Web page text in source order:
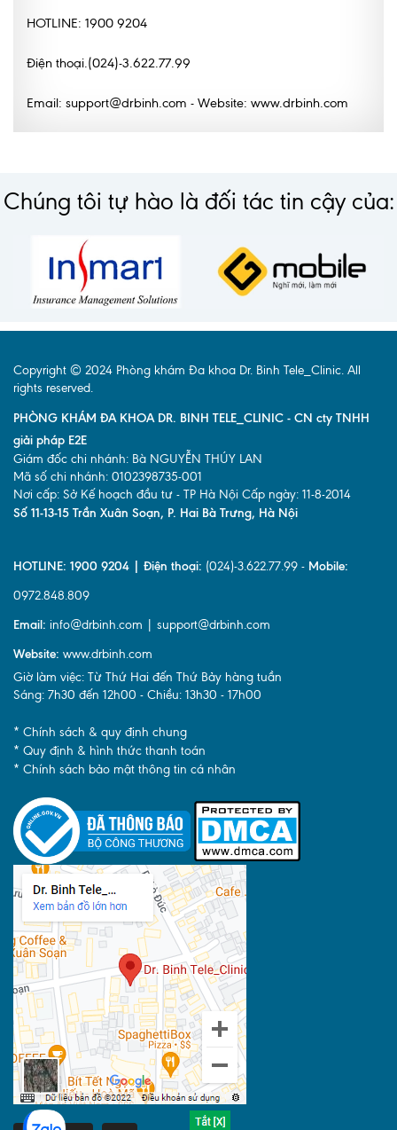
HOTLINE: 1900 9204
Điện thoại.(024)-3.622.77.99
Email: support@drbinh.com - Website: www.drbinh.com
Chúng tôi tự hào là đối tác tin cậy của:
Copyright © 2024 Phòng khám Đa khoa Dr. Binh Tele_Clinic. All
rights reserved.
PHÒNG KHÁM ĐA KHOA DR. BINH TELE_CLINIC - CN cty TNHH
giải pháp E2E
Giám đốc chi nhánh: Bà NGUYỄN THÚY LAN
Mã số chi nhánh: 0102398735-001
Nơi cấp: Sở Kế hoạch đầu tư - TP Hà Nội Cấp ngày: 11-8-2014
Số 11-13-15 Trần Xuân Soạn, P. Hai Bà Trưng, Hà Nội
HOTLINE: 1900 9204 | Điện thoại: (024)-3.622.77.99 - Mobile:
0972.848.809
Email: info@drbinh.com | support@drbinh.com
Website: www.drbinh.com
Giờ làm việc: Từ Thứ Hai đến Thứ Bảy hàng tuần
Sáng: 7h30 đến 12h00 - Chiều: 13h30 - 17h00
* Chính sách & quy định chung
* Quy định & hình thức thanh toán
* Chính sách bảo mật thông tin cá nhân